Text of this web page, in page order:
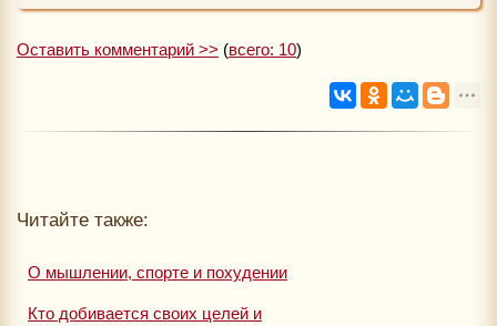
Оставить комментарий >> (всего: 10)
Читайте также:
О мышлении, спорте и похудении
Кто добивается своих целей и